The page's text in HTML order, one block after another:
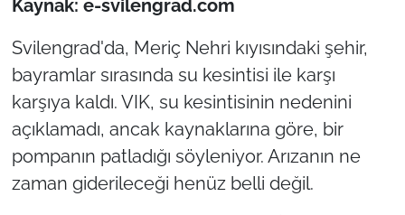
Kaynak: e-svilengrad.com
Svilengrad'da, Meriç Nehri kıyısındaki şehir,
bayramlar sırasında su kesintisi ile karşı
karşıya kaldı. VIK, su kesintisinin nedenini
açıklamadı, ancak kaynaklarına göre, bir
pompanın patladığı söyleniyor. Arızanın ne
zaman giderileceği henüz belli değil.